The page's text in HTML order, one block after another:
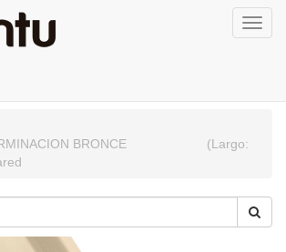
BRONCE (Largo: